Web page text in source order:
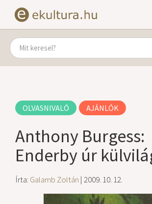
OLVASNIVALÓ AJÁNLÓK
Anthony Burgess:
Enderby úr
Írta: Galamb Zoltán | 2009. 10. 12.